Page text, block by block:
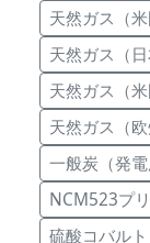
天然ガス（
天然ガス（
天然ガス（
天然ガス（
一般炭（発
NCM523プ
硫酸コバル